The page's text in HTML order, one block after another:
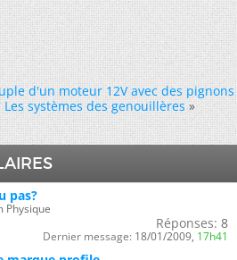
d'un moteur 12V avec des pignons
Les systèmes des genouillères »
pas?
Physique
Réponses: 8
Dernier message: 18/01/2009, 17h41